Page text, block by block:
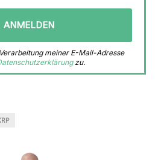
meiner E-Mail-Adresse
zu.